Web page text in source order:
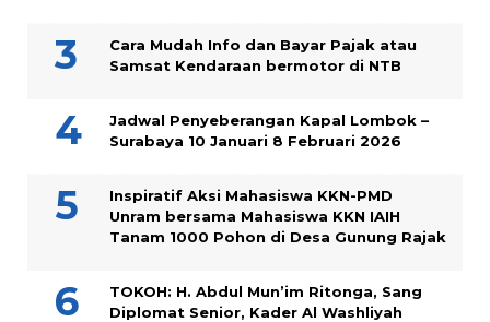
Cara Mudah Info dan Bayar Pajak atau
Samsat Kendaraan bermotor di NTB
Jadwal Penyeberangan Kapal Lombok –
Surabaya 10 Januari 8 Februari 2026
Inspiratif Aksi Mahasiswa KKN-PMD
Unram bersama Mahasiswa KKN IAIH
Tanam 1000 Pohon di Desa Gunung Rajak
TOKOH: H. Abdul Mun’im Ritonga, Sang
Diplomat Senior, Kader Al Washliyah